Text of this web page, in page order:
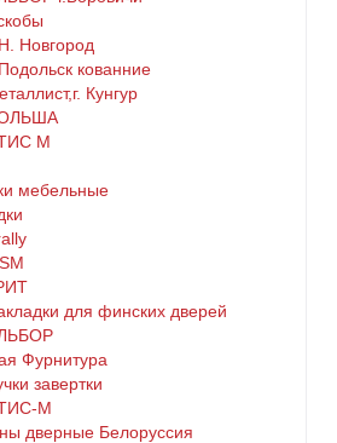
Н. Новгород
Подольск кованние
Кунгур
М
мебельные
для финских дверей
Фурнитура
завертки
М
дверные Белоруссия